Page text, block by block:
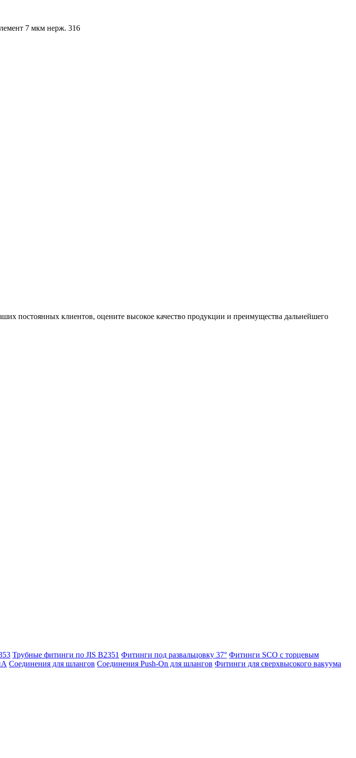
7 мкм нерж. 316
клиентов, оцените высокое качество продукции и преимущества дальнейшего
Трубные фитинги по JIS B2351 Фитинги под развальцовку 37° Фитинги SCO с торцевым
Соединения для шлангов Соединения Push-On для шлангов Фитинги для сверхвысокого вакуума